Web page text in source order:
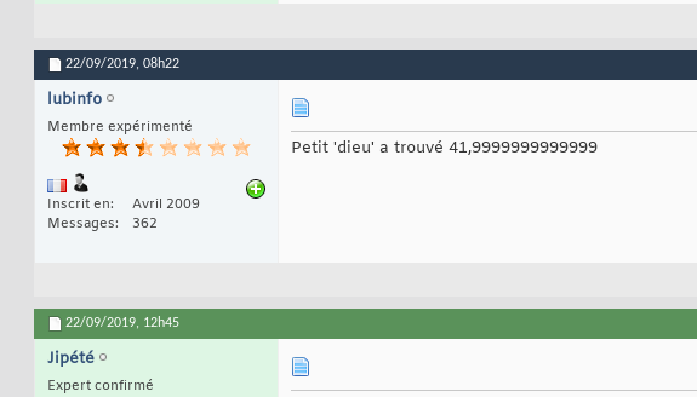
22/09/2019, 08h22
lubinfo
Membre expérimenté
Inscrit en
Avril 2009
Messages
362
Petit 'dieu' a trouvé 41,9999999999999
22/09/2019, 12h45
Jipété
Expert confirmé